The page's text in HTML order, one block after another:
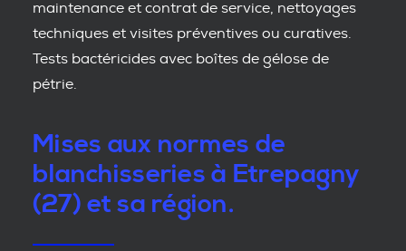
maintenance et contrat de service, nettoyages
techniques et visites préventives ou curatives.
Tests bactéricides avec boîtes de gélose de
pétrie.
Mises aux normes de
blanchisseries à Etrepagny
(27) et sa région.